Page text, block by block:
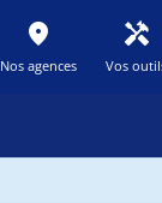
place
Nos agences
handyman
Vos